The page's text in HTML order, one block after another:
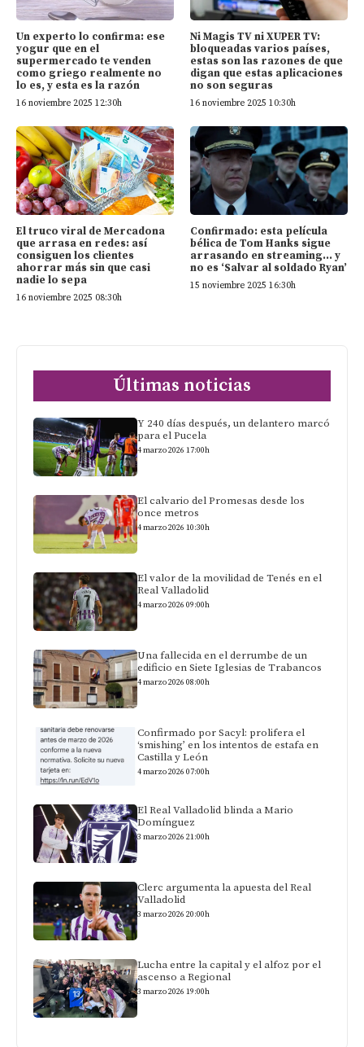
Un experto lo confirma: ese
yogur que en el
supermercado te venden
como griego realmente no
lo es, y esta es la razón
16 noviembre 2025 12:30h
Ni Magis TV ni XUPER TV:
bloqueadas varios países,
estas son las razones de que
digan que estas aplicaciones
no son seguras
16 noviembre 2025 10:30h
El truco viral de Mercadona
que arrasa en redes: así
consiguen los clientes
ahorrar más sin que casi
nadie lo sepa
16 noviembre 2025 08:30h
Confirmado: esta película
bélica de Tom Hanks sigue
arrasando en streaming… y
no es ‘Salvar al soldado Ryan’
15 noviembre 2025 16:30h
Últimas noticias
Y 240 días después, un delantero marcó
para el Pucela
4 marzo 2026 17:00h
El calvario del Promesas desde los
once metros
4 marzo 2026 10:30h
El valor de la movilidad de Tenés en el
Real Valladolid
4 marzo 2026 09:00h
Una fallecida en el derrumbe de un
edificio en Siete Iglesias de Trabancos
4 marzo 2026 08:00h
Confirmado por Sacyl: prolifera el
‘smishing’ en los intentos de estafa en
Castilla y León
4 marzo 2026 07:00h
El Real Valladolid blinda a Mario
Domínguez
3 marzo 2026 21:00h
Clerc argumenta la apuesta del Real
Valladolid
3 marzo 2026 20:00h
Lucha entre la capital y el alfoz por el
ascenso a Regional
3 marzo 2026 19:00h